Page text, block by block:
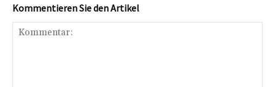
Kommentieren Sie den Artikel